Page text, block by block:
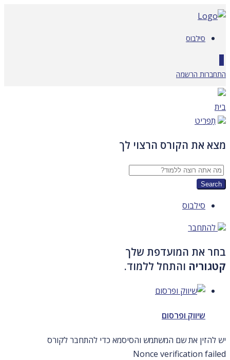
דלג
לתוכן
סילבוס
התחברות הרשמה
בית
תַפרִיט
מצא את הקורס הרצוי לך
סילבוס
להתחבר
בחר את המועדפת שלך
קטגוריה והתחל ללמוד.
שיווק ופרסום
יש להזין את שם המשתמש והסיסמא כדי להתחבר לקורס
Nonce verification failed